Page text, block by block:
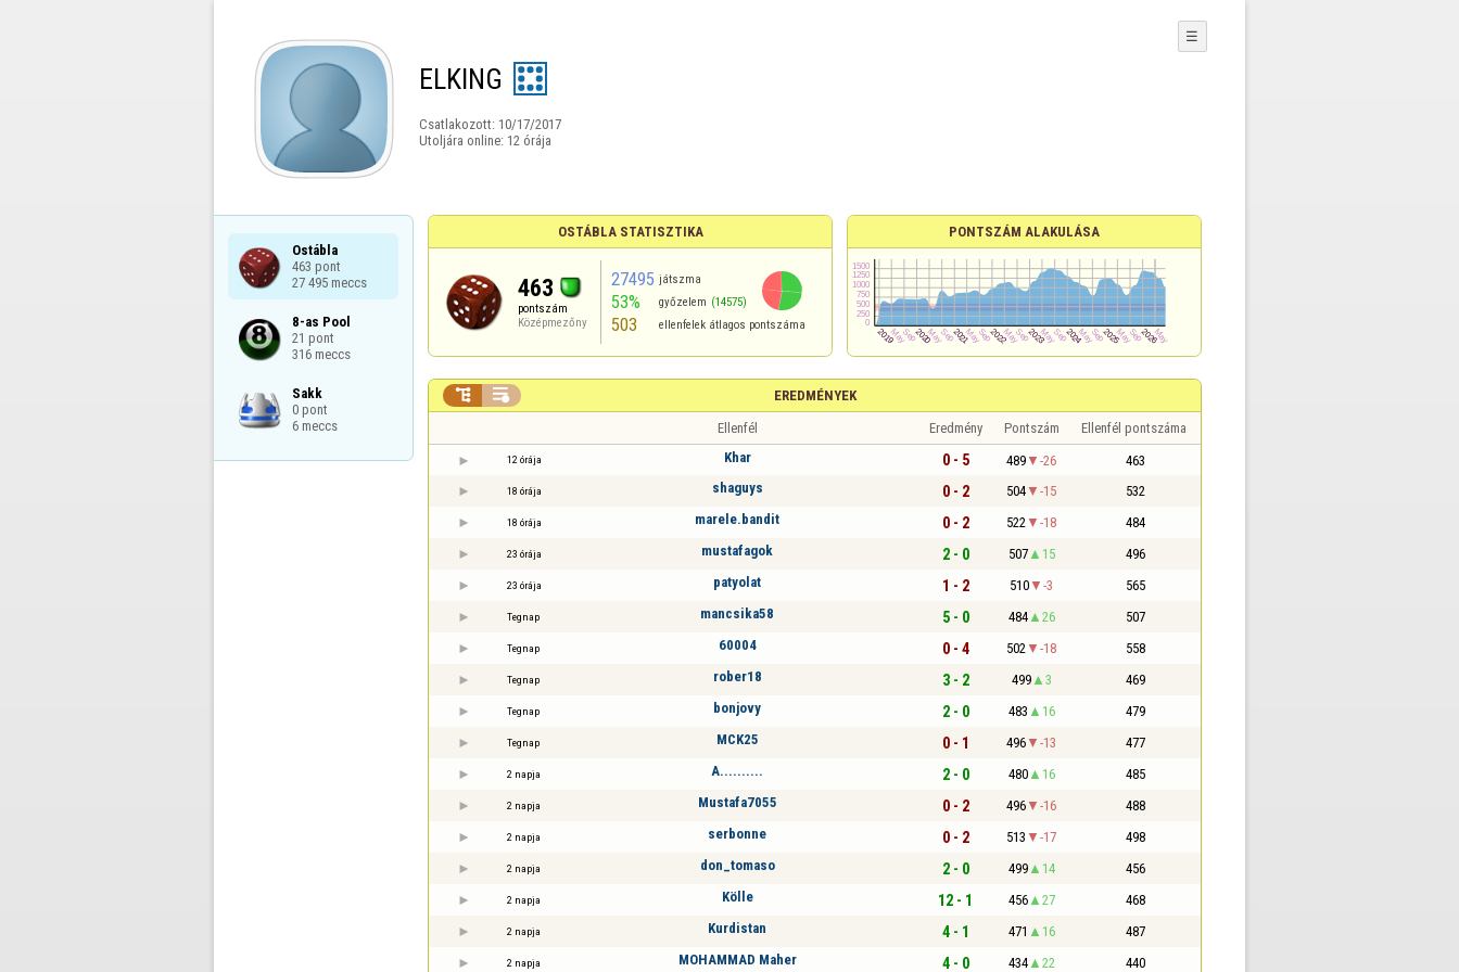
ELKING
Csatlakozott: 10/17/2017
Utoljára online: 12 órája
☰
Ostábla
463 pont
27 495 meccs
8-as Pool
21 pont
316 meccs
Sakk
0 pont
6 meccs
OSTÁBLA STATISZTIKA
463
pontszám
Középmezőny
27495 játszma
53% győzelem (14575)
503 ellenfelek átlagos pontszáma
PONTSZÁM ALAKULÁSA
EREDMÉNYEK
 
Ellenfél Eredmény Pontszám Ellenfél pontszáma
12 órája Khar 0 - 5 489 -26 463
18 órája shaguys 0 - 2 504 -15 532
18 órája marele.bandit 0 - 2 522 -18 484
23 órája mustafagok 2 - 0 507 15 496
23 órája patyolat 1 - 2 510 -3 565
Tegnap mancsika58 5 - 0 484 26 507
Tegnap 60004 0 - 4 502 -18 558
Tegnap rober18 3 - 2 499 3 469
Tegnap bonjovy 2 - 0 483 16 479
Tegnap MCK25 0 - 1 496 -13 477
2 napja A.......... 2 - 0 480 16 485
2 napja Mustafa7055 0 - 2 496 -16 488
2 napja serbonne 0 - 2 513 -17 498
2 napja don_tomaso 2 - 0 499 14 456
2 napja Kölle 12 - 1 456 27 468
2 napja Kurdistan 4 - 1 471 16 487
2 napja MOHAMMAD Maher 4 - 0 434 22 440